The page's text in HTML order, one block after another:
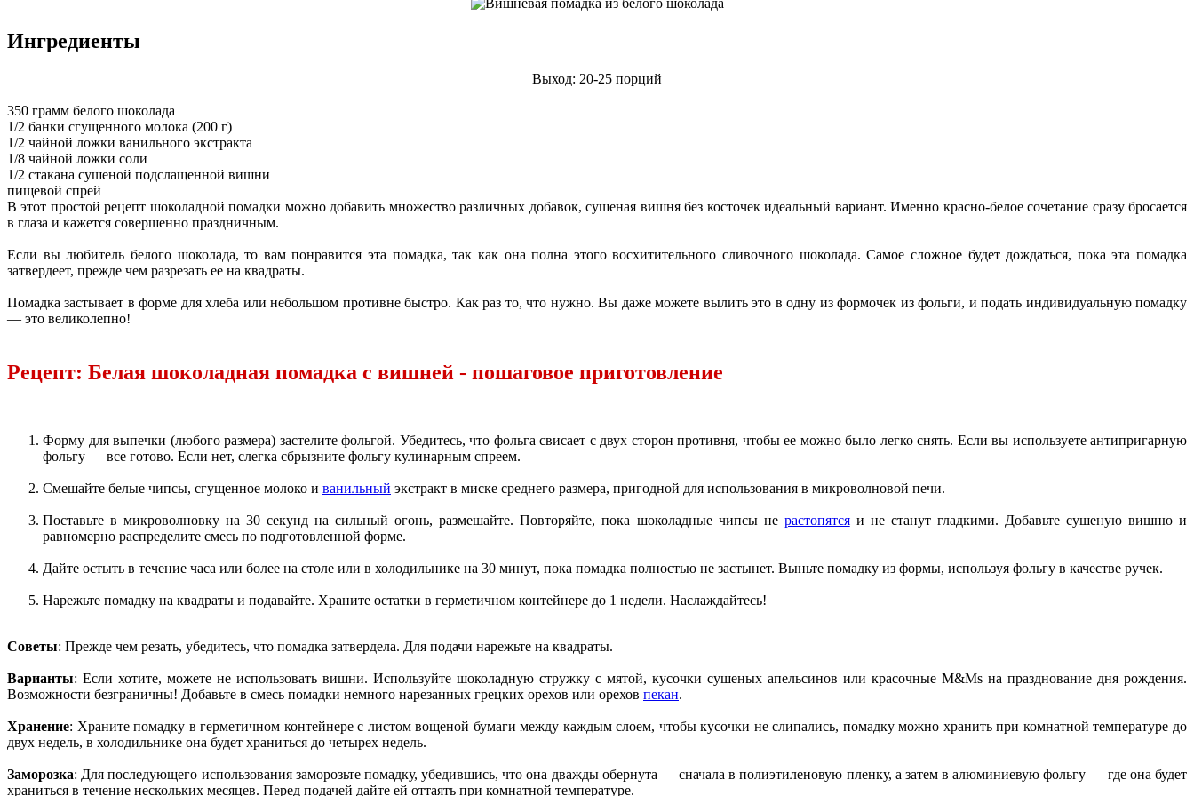
Ингредиенты
Выход: 20-25 порций
350 грамм белого шоколада
1/2 банки сгущенного молока (200 г)
1/2 чайной ложки ванильного экстракта
1/8 чайной ложки соли
1/2 стакана сушеной подслащенной вишни
пищевой спрей
В этот простой рецепт шоколадной помадки можно добавить множество различных добавок, сушеная вишня без косточек идеальный вариант. Именно красно-белое сочетание сразу бросается
в глаза и кажется совершенно праздничным.
Если вы любитель белого шоколада, то вам понравится эта помадка, так как она полна этого восхитительного сливочного шоколада. Самое сложное будет дождаться, пока эта помадка
затвердеет, прежде чем разрезать ее на квадраты.
Помадка застывает в форме для хлеба или небольшом противне быстро. Как раз то, что нужно. Вы даже можете вылить это в одну из формочек из фольги, и подать индивидуальную помадку
— это великолепно!
Рецепт: Белая шоколадная помадка с вишней - пошаговое приготовление
Форму для выпечки (любого размера) застелите фольгой. Убедитесь, что фольга свисает с двух сторон противня, чтобы ее можно было легко снять. Если вы используете антипригарную
фольгу — все готово. Если нет, слегка сбрызните фольгу кулинарным спреем.
Смешайте белые чипсы, сгущенное молоко и ванильный экстракт в миске среднего размера, пригодной для использования в микроволновой печи.
Поставьте в микроволновку на 30 секунд на сильный огонь, размешайте. Повторяйте, пока шоколадные чипсы не растопятсяи не станут гладкими. Добавьте сушеную вишню и
равномерно распределите смесь по подготовленной форме.
Дайте остыть в течение часа или более на столе или в холодильнике на 30 минут, пока помадка полностью не застынет. Выньте помадку из формы, используя фольгу в качестве ручек.
Нарежьте помадку на квадраты и подавайте. Храните остатки в герметичном контейнере до 1 недели. Наслаждайтесь!
Советы: Прежде чем резать, убедитесь, что помадка затвердела. Для подачи нарежьте на квадраты.
Варианты: Если хотите, можете не использовать вишни. Используйте шоколадную стружку с мятой, кусочки сушеных апельсинов или красочные M&Ms на празднование дня рождения.
Возможности безграничны! Добавьте в смесь помадки немного нарезанных грецких орехов или орехов пекан.
Хранение: Храните помадку в герметичном контейнере с листом вощеной бумаги между каждым слоем, чтобы кусочки не слипались, помадку можно хранить при комнатной температуре до
двух недель, в холодильнике она будет храниться до четырех недель.
Заморозка: Для последующего использования заморозьте помадку, убедившись, что она дважды обернута — сначала в полиэтиленовую пленку, а затем в алюминиевую фольгу — где она будет
храниться в течение нескольких месяцев. Перед подачей дайте ей оттаять при комнатной температуре.